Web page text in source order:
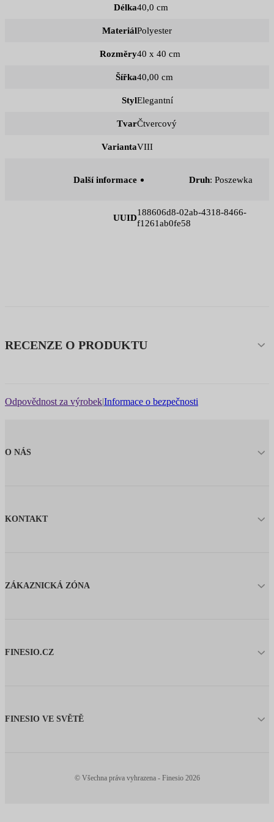
Délka 40,0 cm
Materiál Polyester
Rozměry 40 x 40 cm
Šířka 40,00 cm
Styl Elegantní
Tvar Čtvercový
Varianta VIII
Další informace Druh: Poszewka
UUID
188606d8-02ab-4318-8466-
f1261ab0fe58
RECENZE O PRODUKTU
Odpovědnost za výrobek|Informace o bezpečnosti
O NÁS
KONTAKT
ZÁKAZNICKÁ ZÓNA
FINESIO.CZ
FINESIO VE SVĚTĚ
© Všechna práva vyhrazena - Finesio 2026